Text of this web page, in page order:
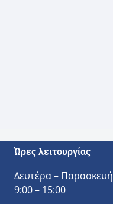
Ώρες λειτουργίας
Δευτέρα – Παρασκευή
9:00 – 15:00